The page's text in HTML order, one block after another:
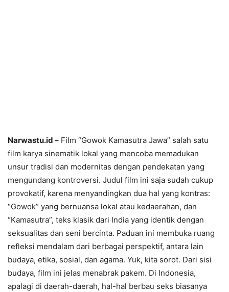
Narwastu.id – Film “Gowok Kamasutra Jawa” salah satu
film karya sinematik lokal yang mencoba memadukan
unsur tradisi dan modernitas dengan pendekatan yang
mengundang kontroversi. Judul film ini saja sudah cukup
provokatif, karena menyandingkan dua hal yang kontras:
“Gowok” yang bernuansa lokal atau kedaerahan, dan
“Kamasutra”, teks klasik dari India yang identik dengan
seksualitas dan seni bercinta. Paduan ini membuka ruang
refleksi mendalam dari berbagai perspektif, antara lain
budaya, etika, sosial, dan agama. Yuk, kita sorot. Dari sisi
budaya, film ini jelas menabrak pakem. Di Indonesia,
apalagi di daerah-daerah, hal-hal berbau seks biasanya